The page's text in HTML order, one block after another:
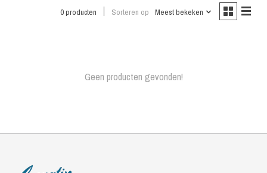
0 producten Sorteren op Meest bekeken
Geen producten gevonden!